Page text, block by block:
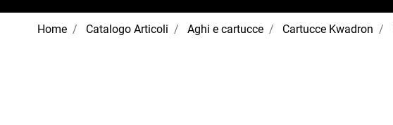
Home Catalogo Articoli Aghi e cartucce Cartucce Kwadron